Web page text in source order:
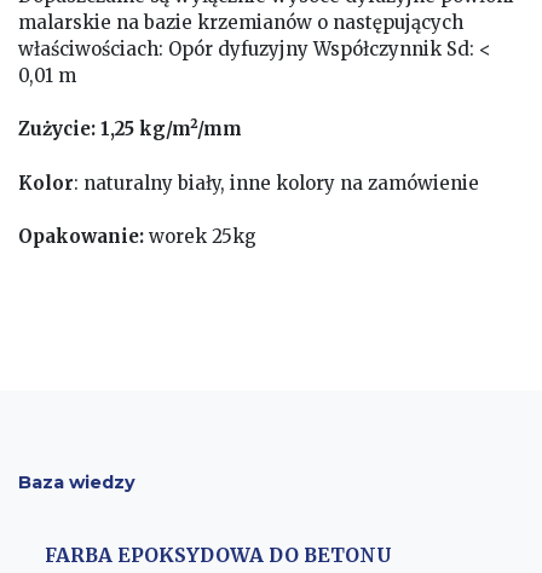
malarskie na bazie krzemianów o następujących
właściwościach: Opór dyfuzyjny Współczynnik Sd: <
0,01 m
Zużycie: 1,25 kg/m²/mm
Kolor: naturalny biały, inne kolory na zamówienie
Opakowanie: worek 25kg
Baza wiedzy
FARBA EPOKSYDOWA DO BETONU